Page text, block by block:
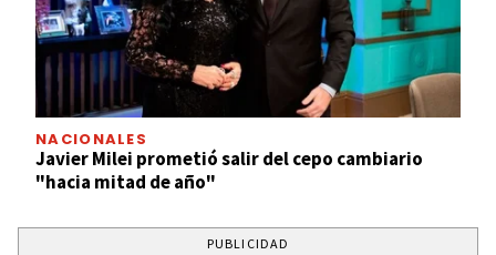
NACIONALES
Javier Milei prometió salir del cepo cambiario
"hacia mitad de año"
PUBLICIDAD